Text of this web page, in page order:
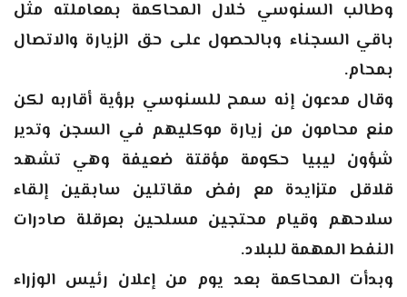
وطالب السنوسي خلال المحاكمة بمعاملته مثل
باقي السجناء وبالحصول على حق الزيارة والاتصال
بمحام.
وقال مدعون إنه سمح للسنوسي برؤية أقاربه لكن
منع محامون من زيارة موكليهم في السجن وتدير
شؤون ليبيا حكومة مؤقتة ضعيفة وهي تشهد
قلاقل متزايدة مع رفض مقاتلين سابقين إلقاء
سلاحهم وقيام محتجين مسلحين بعرقلة صادرات
النفط المهمة للبلاد.
وبدأت المحاكمة بعد يوم من إعلان رئيس الوزراء